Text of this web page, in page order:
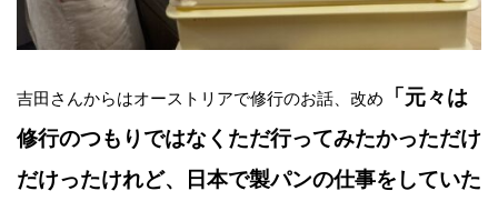
吉田さんからはオーストリアで修行のお話、改め 「元々は
修行のつもりではなくただ行ってみたかっただけ
だけったけれど、日本で製パンの仕事をしていた